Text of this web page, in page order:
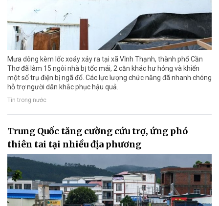
Mưa dông kèm lốc xoáy xảy ra tại xã Vĩnh Thạnh, thành phố Cần
Thơ đã làm 15 ngôi nhà bị tốc mái, 2 căn khác hư hỏng và khiến
một số trụ điện bị ngã đổ. Các lực lượng chức năng đã nhanh chóng
hỗ trợ người dân khắc phục hậu quả.
Tin trong nước
Trung Quốc tăng cường cứu trợ, ứng phó
thiên tai tại nhiều địa phương